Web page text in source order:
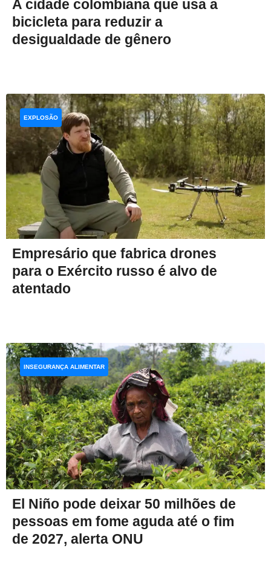
A cidade colombiana que usa a
bicicleta para reduzir a
desigualdade de gênero
Empresário que fabrica drones
para o Exército russo é alvo de
atentado
EXPLOSÃO
El Niño pode deixar 50 milhões de
pessoas em fome aguda até o fim
de 2027, alerta ONU
INSEGURANÇA ALIMENTAR